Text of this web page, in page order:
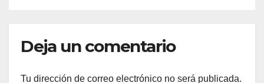
Deja un comentario
Tu dirección de correo electrónico no será publicada.